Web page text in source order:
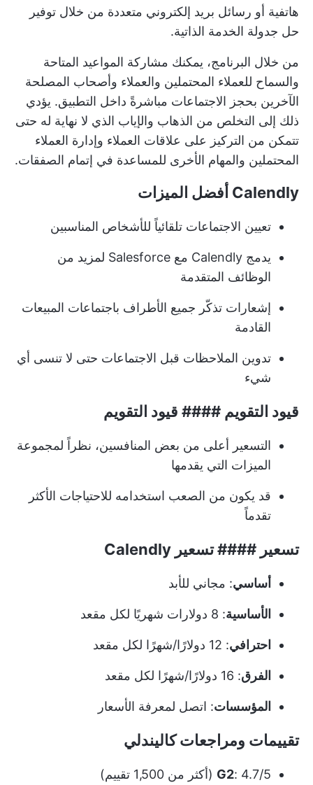
هاتفية أو رسائل بريد إلكتروني متعددة من خلال توفير
حل جدولة الخدمة الذاتية.
من خلال البرنامج، يمكنك مشاركة المواعيد المتاحة
والسماح للعملاء المحتملين والعملاء وأصحاب المصلحة
الآخرين بحجز الاجتماعات مباشرةً داخل التطبيق. يؤدي
ذلك إلى التخلص من الذهاب والإياب الذي لا نهاية له حتى
تتمكن من التركيز على علاقات العملاء وإدارة العملاء
المحتملين والمهام الأخرى للمساعدة في إتمام الصفقات.
Calendly أفضل الميزات
تعيين الاجتماعات تلقائياً للأشخاص المناسبين
يدمج Calendly
مع Salesforce لمزيد من
الوظائف المتقدمة
إشعارات تذكّر جميع الأطراف باجتماعات المبيعات
القادمة
تدوين الملاحظات قبل الاجتماعات حتى لا تنسى أي
شيء
قيود التقويم #### قيود التقويم
التسعير أعلى من بعض المنافسين، نظراً لمجموعة
الميزات التي يقدمها
قد يكون من الصعب استخدامه للاحتياجات الأكثر
تقدماً
تسعير #### تسعير Calendly
أساسي: مجاني للأبد
الأساسية: 8 دولارات شهريًا لكل مقعد
احترافي: 12 دولارًا/شهرًا لكل مقعد
الفرق: 16 دولارًا/شهرًا لكل مقعد
المؤسسات: اتصل لمعرفة الأسعار
تقييمات ومراجعات كاليندلي
G2: 4.7/5 (أكثر من 1,500 تقييم)